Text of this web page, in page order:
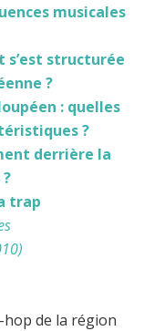
musicales
s’est structurée
?
: quelles
?
derrière la
trap
hop de la région